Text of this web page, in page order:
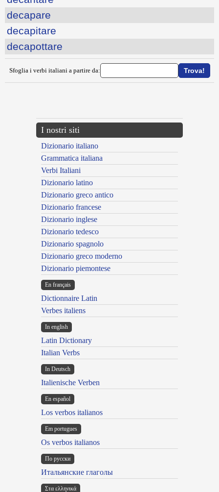
decapare
decapitare
decapottare
Sfoglia i verbi italiani a partire da:
I nostri siti
Dizionario italiano
Grammatica italiana
Verbi Italiani
Dizionario latino
Dizionario greco antico
Dizionario francese
Dizionario inglese
Dizionario tedesco
Dizionario spagnolo
Dizionario greco moderno
Dizionario piemontese
En français
Dictionnaire Latin
Verbes italiens
In english
Latin Dictionary
Italian Verbs
In Deutsch
Italienische Verben
En español
Los verbos italianos
Em portugues
Os verbos italianos
По русски
Итальянские глаголы
Στα ελληνικά